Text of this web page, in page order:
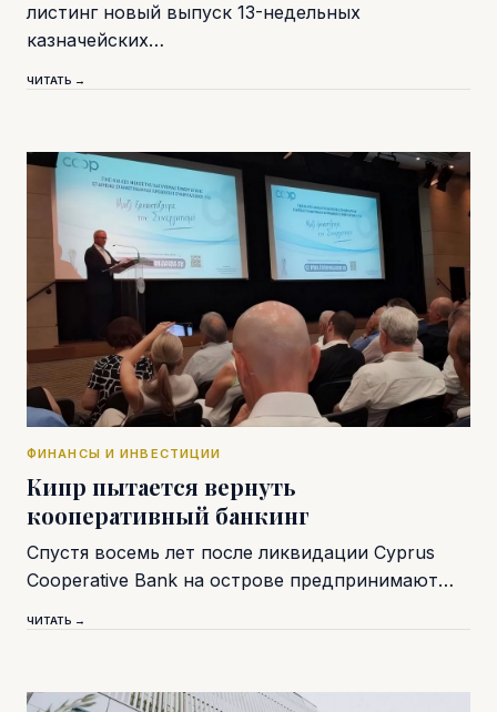
листинг новый выпуск 13-недельных
казначейских…
ЧИТАТЬ →
ФИНАНСЫ И ИНВЕСТИЦИИ
Кипр пытается вернуть
кооперативный банкинг
Спустя восемь лет после ликвидации Cyprus
Cooperative Bank на острове предпринимают…
ЧИТАТЬ →